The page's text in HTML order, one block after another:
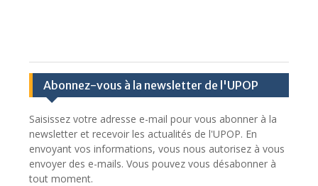
Abonnez-vous à la newsletter de l'UPOP
Saisissez votre adresse e-mail pour vous abonner à la
newsletter et recevoir les actualités de l'UPOP. En
envoyant vos informations, vous nous autorisez à vous
envoyer des e-mails. Vous pouvez vous désabonner à
tout moment.